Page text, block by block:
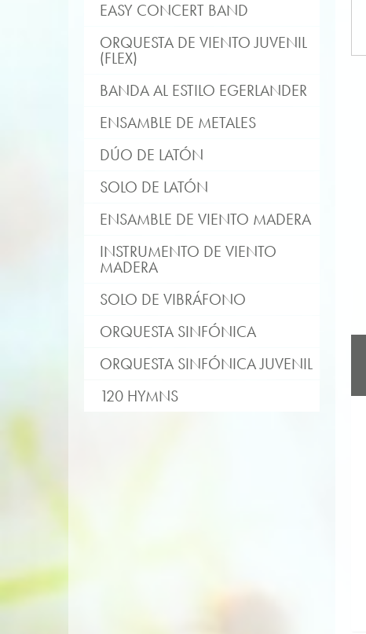
EASY CONCERT BAND
ORQUESTA DE VIENTO JUVENIL
(FLEX)
BANDA AL ESTILO EGERLANDER
ENSAMBLE DE METALES
DÚO DE LATÓN
SOLO DE LATÓN
ENSAMBLE DE VIENTO MADERA
INSTRUMENTO DE VIENTO
MADERA
SOLO DE VIBRÁFONO
ORQUESTA SINFÓNICA
ORQUESTA SINFÓNICA JUVENIL
120 HYMNS